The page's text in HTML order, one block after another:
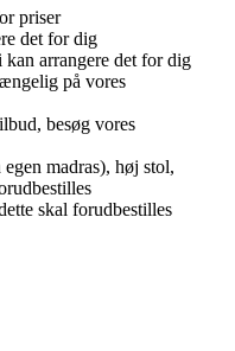
priser
det for dig
arrangere det for dig
på vores
besøg vores
madras), høj stol,
skal forudbestilles